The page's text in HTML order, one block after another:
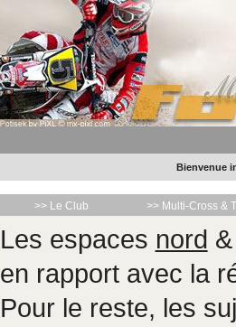
Bienvenue
>> Le Club >> Multi-Cross &
Les espaces nord
en rapport avec la
Pour le reste, les